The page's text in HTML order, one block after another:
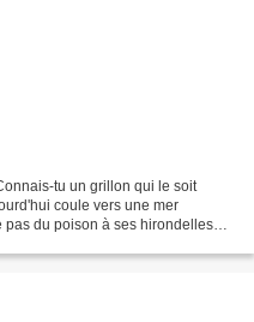
tu un grillon qui le soit
coule vers une mer
du poison à ses hirondelles